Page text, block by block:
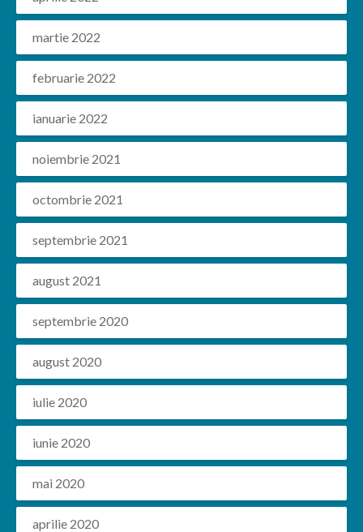
martie 2022
februarie 2022
ianuarie 2022
noiembrie 2021
octombrie 2021
septembrie 2021
august 2021
septembrie 2020
august 2020
iulie 2020
iunie 2020
mai 2020
aprilie 2020